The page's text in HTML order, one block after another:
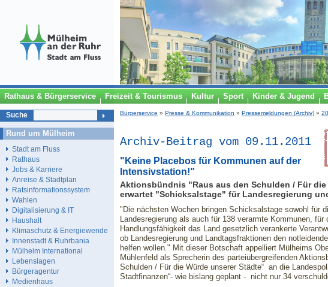
Rathaus & Bürgerservice Freizeit & Tourismus Kultur Sport Kinder & Jugend
Bürgerservice » Presse & Kommunikation » Pressemeldungen (Archiv) »
Archiv-Beitrag vom 09.11.2011
"Keine Placebos für Kommunen auf der
Intensivstation!"
Aktionsbündnis "Raus aus den Schulden / Für die
erwartet "Schicksalstage" für Landesregierung
"Die nächsten Wochen bringen Schicksalstage sowohl für
Landesregierung als auch für 138 verarmte Kommunen, für
Handlungsfähigkeit das Land gesetzlich verankerte
ob Landesregierung und Landtagsfraktionen den
helfen wollen." Mit dieser Botschaft appelliert Mülheims
Mühlenfeld als Sprecherin des parteiübergreifenden
Schulden / Für die Würde unserer Städte“ an die
Stadtfinanzen“- wie bislang geplant - nicht nur 34
Suche
Rund um Mülheim
Stadt am Fluss
Rathaus
Jobs & Karriere
Anreise & Stadtplan
Ratsinformationssystem
Wahlen
Digitalisierung & IT
Haushalt
Klimaschutz & Energiewende
Innenstadt & Ruhrbania
Mülheim International
Lebenslagen
Bürgeragentur
Medienhaus